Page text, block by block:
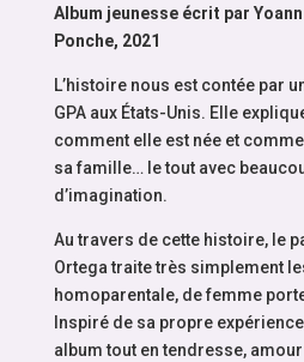
Album jeunesse écrit par
Ponche, 2021
L’histoire nous est contée par
GPA aux États-Unis. Elle
comment elle est née et
sa famille… le tout avec
d’imagination.
Au travers de cette histoire, le
Ortega traite très simplement
homoparentale, de femme
Inspiré de sa propre
album tout en tendresse,